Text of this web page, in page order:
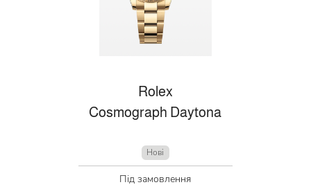
Rolex
Cosmograph Daytona
Нові
Під замовлення